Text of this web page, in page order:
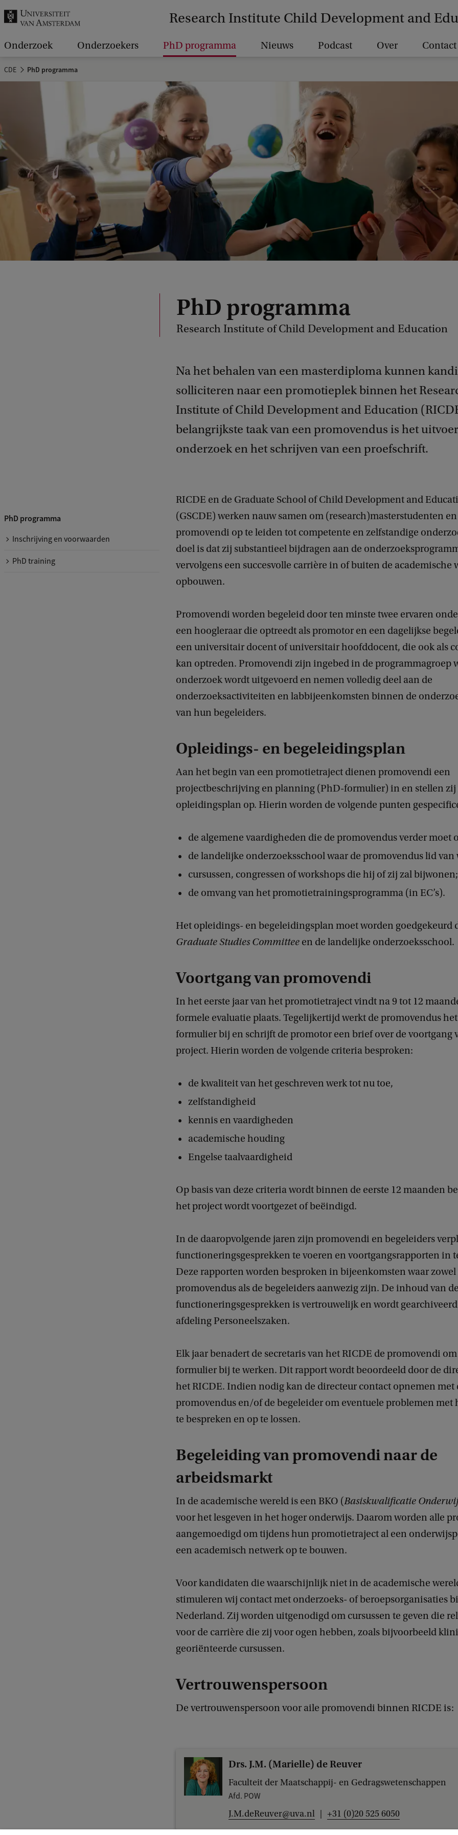
Research Institute Child Development and
.
Onderzoek Onderzoekers PhD programma Nieuws Podcast Over Contact
CDE PhD programma
PhD programma
Research Institute of Child Development and Education
Na het behalen van een masterdiploma kunnen
solliciteren naar een promotieplek binnen het
Institute of Child Development and Education
belangrijkste taak van een promovendus is het
onderzoek en het schrijven van een proefschrift.
PhD programma
Inschrijving en voorwaarden
PhD training
RICDE en de Graduate School of Child Development and
(GSCDE) werken nauw samen om (research)masterstudenten en
promovendi op te leiden tot competente en zelfstandige
doel is dat zij substantieel bijdragen aan de
vervolgens een succesvolle carrière in of buiten de academische
opbouwen.
Promovendi worden begeleid door ten minste twee ervaren
een hoogleraar die optreedt als promotor en een dagelijkse
een universitair docent of universitair hoofddocent, die ook als
kan optreden. Promovendi zijn ingebed in de programmagroep
onderzoek wordt uitgevoerd en nemen volledig deel aan de
onderzoeksactiviteiten en labbijeenkomsten binnen de
van hun begeleiders.
Opleidings- en begeleidingsplan
Aan het begin van een promotietraject dienen promovendi een
projectbeschrijving en planning (PhD-formulier) in en stellen zij
opleidingsplan op. Hierin worden de volgende punten
de algemene vaardigheden die de promovendus verder moet
de landelijke onderzoeksschool waar de promovendus lid van
cursussen, congressen of workshops die hij of zij zal bijwonen;
de omvang van het promotietrainingsprogramma (in EC’s).
Het opleidings- en begeleidingsplan moet worden goedgekeurd
Graduate Studies Committee en de landelijke onderzoeksschool.
Voortgang van promovendi
In het eerste jaar van het promotietraject vindt na 9 tot 12
formele evaluatie plaats. Tegelijkertijd werkt de promovendus
formulier bij en schrijft de promotor een brief over de voortgang
project. Hierin worden de volgende criteria besproken:
de kwaliteit van het geschreven werk tot nu toe,
zelfstandigheid
kennis en vaardigheden
academische houding
Engelse taalvaardigheid
Op basis van deze criteria wordt binnen de eerste 12 maanden
het project wordt voortgezet of beëindigd.
In de daaropvolgende jaren zijn promovendi en begeleiders
functioneringsgesprekken te voeren en voortgangsrapporten in
Deze rapporten worden besproken in bijeenkomsten waar zowel
promovendus als de begeleiders aanwezig zijn. De inhoud van
functioneringsgesprekken is vertrouwelijk en wordt
afdeling Personeelszaken.
Elk jaar benadert de secretaris van het RICDE de promovendi
formulier bij te werken. Dit rapport wordt beoordeeld door de
het RICDE. Indien nodig kan de directeur contact opnemen met
promovendus en/of de begeleider om eventuele problemen met
te bespreken en op te lossen.
Begeleiding van promovendi naar de
arbeidsmarkt
In de academische wereld is een BKO (Basiskwalificatie
voor het lesgeven in het hoger onderwijs. Daarom worden alle
aangemoedigd om tijdens hun promotietraject al een
een academisch netwerk op te bouwen.
Voor kandidaten die waarschijnlijk niet in de academische
stimuleren wij contact met onderzoeks- of beroepsorganisaties
Nederland. Zij worden uitgenodigd om cursussen te geven die
voor de carrière die zij voor ogen hebben, zoals bijvoorbeeld
georiënteerde cursussen.
Vertrouwenspersoon
De vertrouwenspersoon voor aile promovendi binnen RICDE is:
Drs. J.M. (Marielle) de Reuver
Faculteit der Maatschappij- en Gedragswetenschappen
Afd. POW
J.M.deReuver@uva.nl +31 (0)20 525 6050